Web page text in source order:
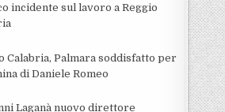
incidente sul lavoro a Reggio
Calabria, Palmara soddisfatto per
di Daniele Romeo
Laganà nuovo direttore